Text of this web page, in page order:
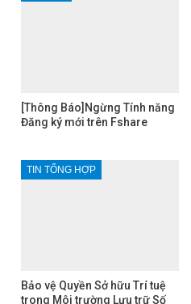
[Thông Báo]Ngừng Tính năng
Đăng ký mới trên Fshare
TIN TỔNG HỢP
Bảo vệ Quyền Sở hữu Trí tuệ
trong Môi trường Lưu trữ Số